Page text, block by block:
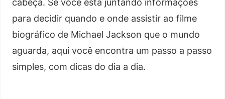
cabeça. Se você está juntando informações
para decidir quando e onde assistir ao filme
biográfico de Michael Jackson que o mundo
aguarda, aqui você encontra um passo a passo
simples, com dicas do dia a dia.